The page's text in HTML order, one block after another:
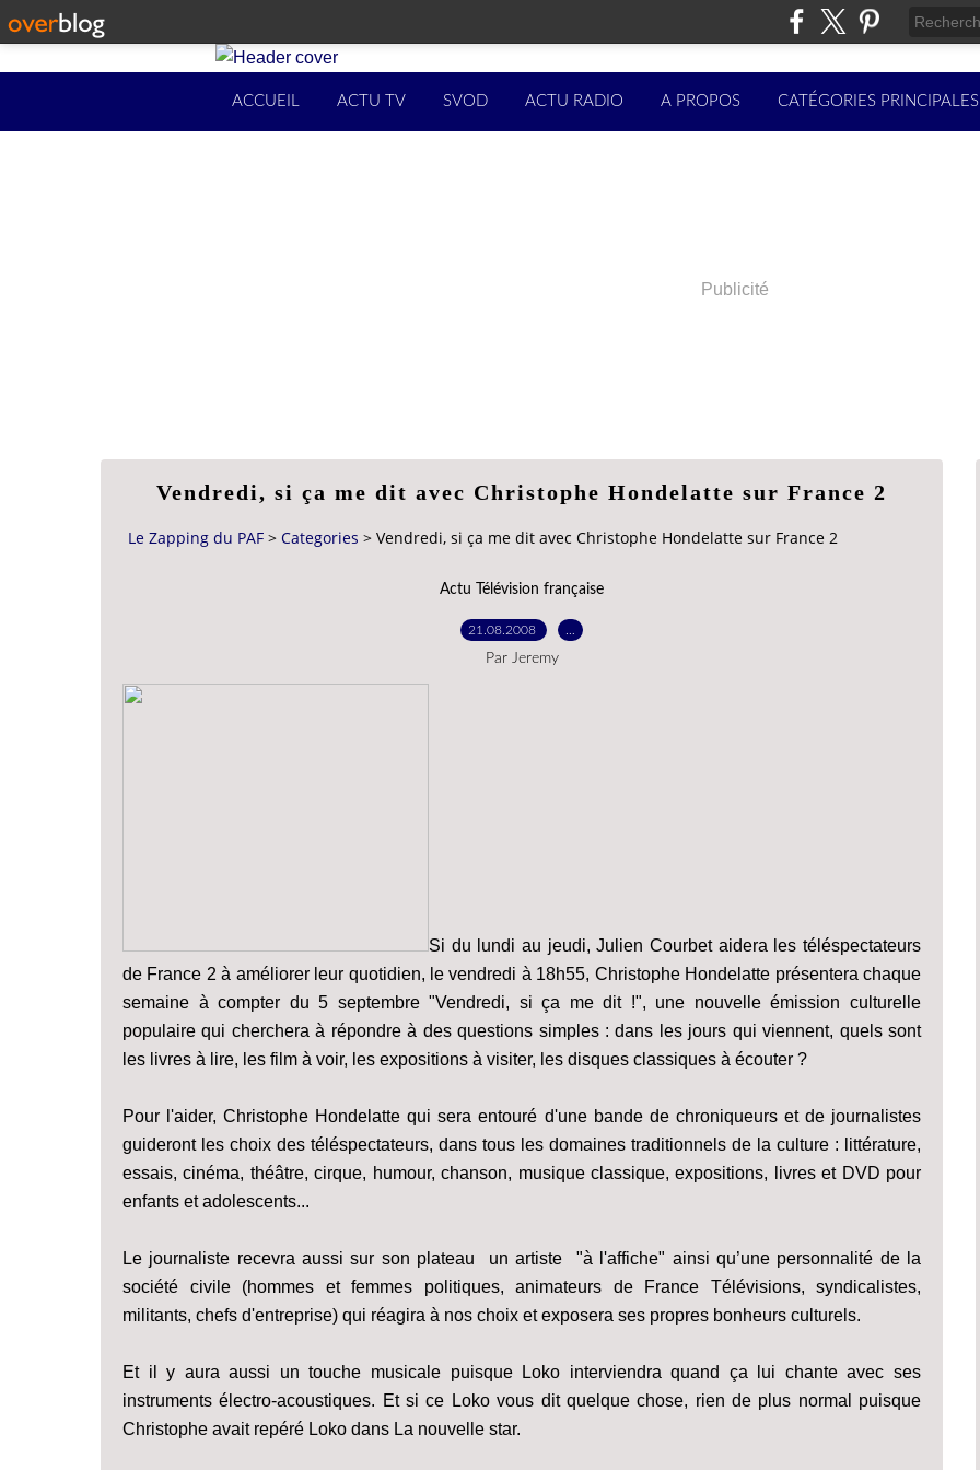
ACCUEIL ACTU TV SVOD ACTU RADIO A PROPOS CATÉGORIES PRINCIPALES
Publicité
Vendredi, si ça me dit avec Christophe Hondelatte sur France 2
Le Zapping du PAF > Categories > Vendredi, si ça me dit avec Christophe Hondelatte sur France 2
Actu Télévision française
21.08.2008
Par Jeremy
Si du lundi au jeudi, Julien Courbet aidera les téléspectateurs
de France 2 à améliorer leur quotidien, le vendredi à 18h55, Christophe Hondelatte présentera chaque
semaine à compter du 5 septembre "Vendredi, si ça me dit !", une nouvelle émission culturelle
populaire qui cherchera à répondre à des questions simples : dans les jours qui viennent, quels sont
les livres à lire, les film à voir, les expositions à visiter, les disques classiques à écouter ?
Pour l'aider, Christophe Hondelatte qui sera entouré d'une bande de chroniqueurs et de journalistes
guideront les choix des téléspectateurs, dans tous les domaines traditionnels de la culture : littérature,
essais, cinéma, théâtre, cirque, humour, chanson, musique classique, expositions, livres et DVD pour
enfants et adolescents...
Le journaliste recevra aussi sur son plateau un artiste "à l'affiche" ainsi qu’une personnalité de la
société civile (hommes et femmes politiques, animateurs de France Télévisions, syndicalistes,
militants, chefs d'entreprise) qui réagira à nos choix et exposera ses propres bonheurs culturels.
Et il y aura aussi un touche musicale puisque Loko interviendra quand ça lui chante avec ses
instruments électro-acoustiques. Et si ce Loko vous dit quelque chose, rien de plus normal puisque
Christophe avait repéré Loko dans La nouvelle star.